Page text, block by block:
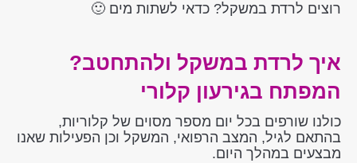
רוצים לרדת במשקל? כדאי לשתות מים 🙂
איך לרדת במשקל ולהתחטב?
המפתח בגירעון קלורי
כולנו שורפים בכל יום מספר מסוים של קלוריות,
בהתאם לגיל, המצב הרפואי, המשקל וכן הפעילות שאנו
מבצעים במהלך היום.